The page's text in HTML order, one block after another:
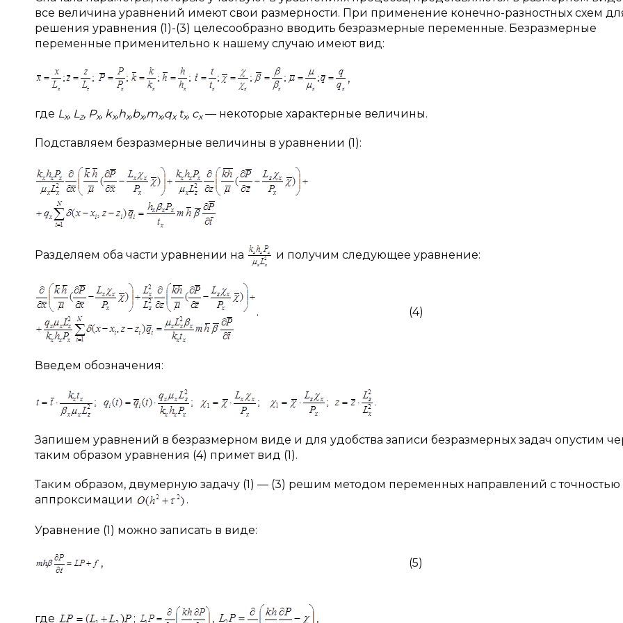
все величина уравнений имеют свои размерности. При применение конечно-разностных схем
решения уравнения (1)-(3) целесообразно вводить безразмерные переменные. Безразмерные
переменные применительно к нашему случаю имеют вид:
,
где L х, L z, Px, kx,hx,bx,mx,qx tx, cx— некоторые характерные величины.
Подставляем безразмерные величины в уравнении (1):
Разделяем оба части уравнении на и получим следующее уравнение:
. (4)
Введем обозначения:
Запишем уравнений в безразмерном виде и для удобства записи безразмерных задач опустим
таким образом уравнения (4) примет вид (1).
Таким образом, двумерную задачу (1) — (3) решим методом переменных направлений с точностью
аппроксимации
.
Уравнение (1) можно записать в виде:
, (5)
где ; , ,